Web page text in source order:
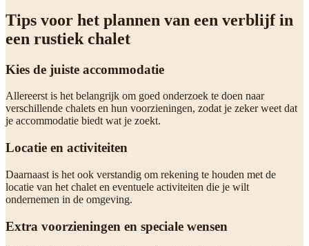
Tips voor het plannen van een verblijf in
een rustiek chalet
Kies de juiste accommodatie
Allereerst is het belangrijk om goed onderzoek te doen naar
verschillende chalets en hun voorzieningen, zodat je zeker weet dat
je accommodatie biedt wat je zoekt.
Locatie en activiteiten
Daarnaast is het ook verstandig om rekening te houden met de
locatie van het chalet en eventuele activiteiten die je wilt
ondernemen in de omgeving.
Extra voorzieningen en speciale wensen